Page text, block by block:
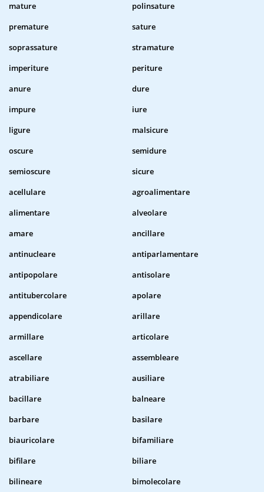
mature
polinsature
premature
sature
soprassature
stramature
imperiture
periture
anure
dure
impure
iure
ligure
malsicure
oscure
semidure
semioscure
sicure
acellulare
agroalimentare
alimentare
alveolare
amare
ancillare
antinucleare
antiparlamentare
antipopolare
antisolare
antitubercolare
apolare
appendicolare
arillare
armillare
articolare
ascellare
assembleare
atrabiliare
ausiliare
bacillare
balneare
barbare
basilare
biauricolare
bifamiliare
bifilare
biliare
bilineare
bimolecolare